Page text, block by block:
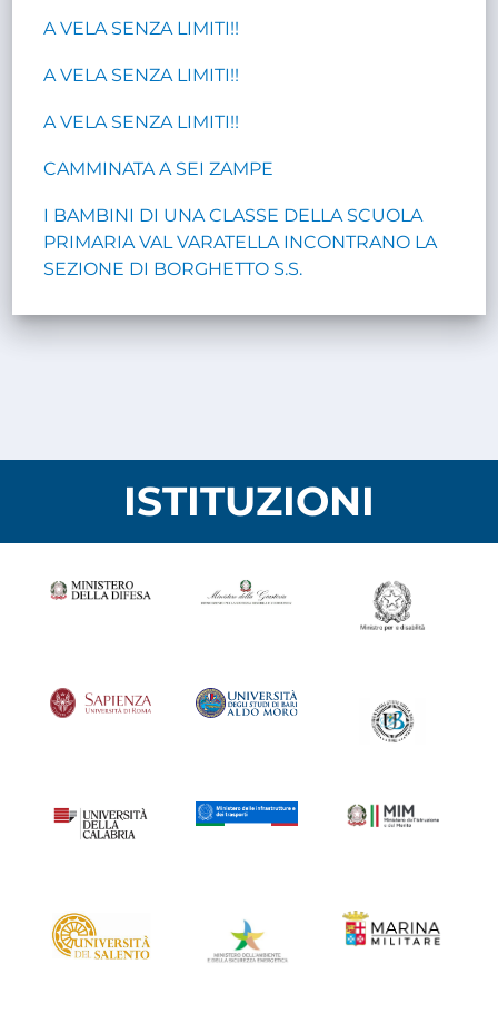
A VELA SENZA LIMITI!!
A VELA SENZA LIMITI!!
A VELA SENZA LIMITI!!
CAMMINATA A SEI ZAMPE
I BAMBINI DI UNA CLASSE DELLA SCUOLA
PRIMARIA VAL VARATELLA INCONTRANO LA
SEZIONE DI BORGHETTO S.S.
ISTITUZIONI